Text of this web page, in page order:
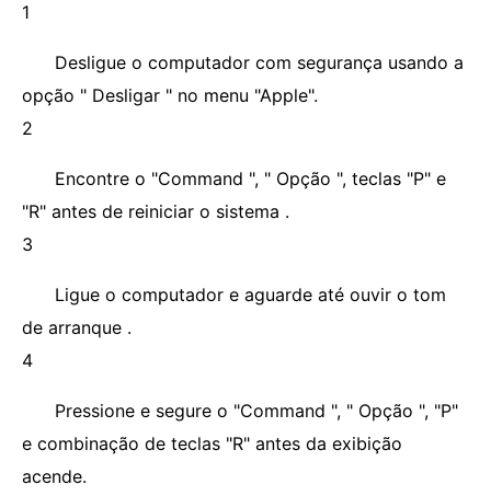
1
Desligue o computador com segurança usando a
opção " Desligar " no menu "Apple".
2
Encontre o "Command ", " Opção ", teclas "P" e
"R" antes de reiniciar o sistema .
3
Ligue o computador e aguarde até ouvir o tom
de arranque .
4
Pressione e segure o "Command ", " Opção ", "P"
e combinação de teclas "R" antes da exibição
acende.